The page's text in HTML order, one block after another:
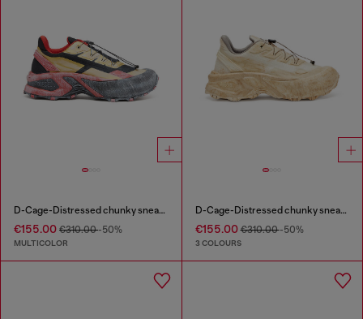
D-Cage-Distressed chunky sneakers in ripstop
€155.00 €310.00-50%
MULTICOLOR
D-Cage-Distressed chunky sneakers in ripstop
€155.00€310.00-50%
3 COLOURS